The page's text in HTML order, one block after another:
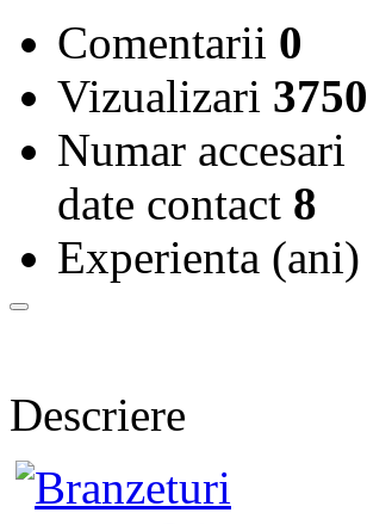
Comentarii 0
Vizualizari 3750
Numar accesari
date contact 8
Experienta (ani)
Descriere